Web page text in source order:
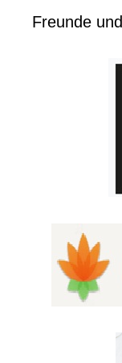
Freunde